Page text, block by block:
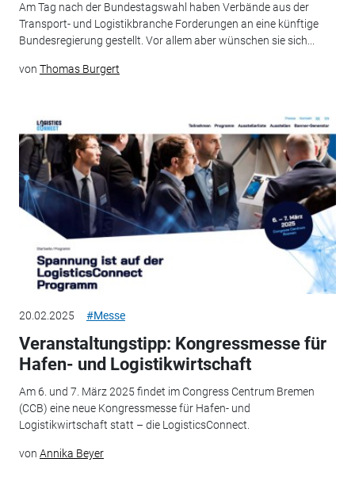
Am Tag nach der Bundestagswahl haben Verbände aus der
Transport- und Logistikbranche Forderungen an eine künftige
Bundesregierung gestellt. Vor allem aber wünschen sie sich...
von Thomas Burgert
20.02.2025 #Messe
Veranstaltungstipp: Kongressmesse für
Hafen- und Logistikwirtschaft
Am 6. und 7. März 2025 findet im Congress Centrum Bremen
(CCB) eine neue Kongressmesse für Hafen- und
Logistikwirtschaft statt – die LogisticsConnect.
von Annika Beyer